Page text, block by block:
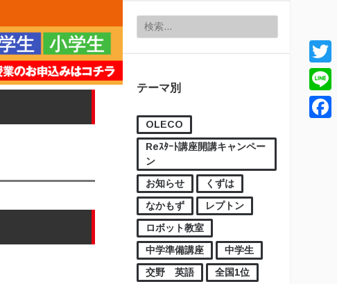
検索:
テーマ別
OLECO
Reｽﾀｰﾄ講座開講キャンペー
ン
お知らせ
くずは
なかもず
レプトン
ロボット教室
中学準備講座
中学生
交野 英語
全国1位
Line